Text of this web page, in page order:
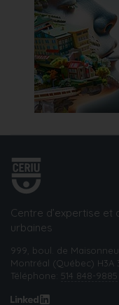
Centre d’expertise
urbaines
999, boul. de
Montréal (Québec) H3A
Téléphone: 514 848-9885